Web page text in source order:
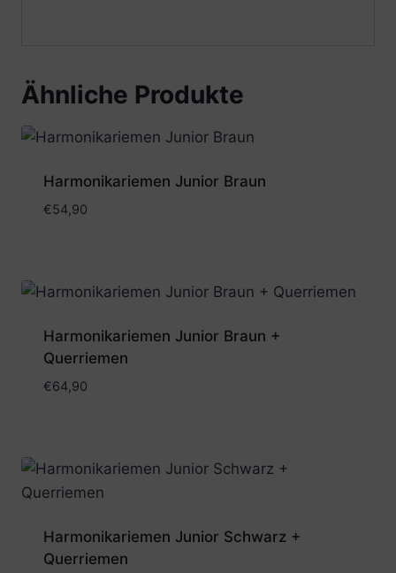
Ähnliche Produkte
Harmonikariemen Junior Braun
€54,90
Harmonikariemen Junior Braun +
Querriemen
€64,90
Harmonikariemen Junior Schwarz +
Querriemen